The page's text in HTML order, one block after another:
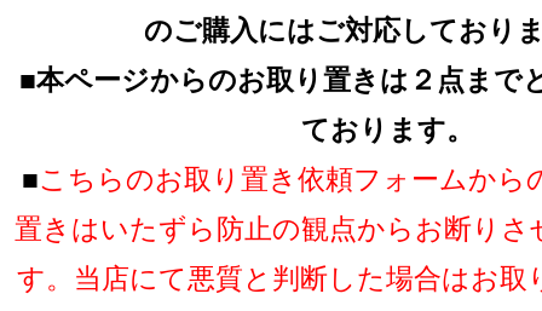
のご購入にはご対応しており
■本ページからのお取り置きは２点まで
ております。
■こちらのお取り置き依頼フォームから
置きはいたずら防止の観点からお断り
す。当店にて悪質と判断した場合はお取